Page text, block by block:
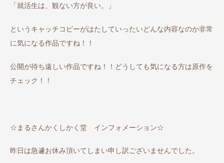
「就活生は、観ない方が良い。」
というキャッチコピーがはたしていったいどんな内容なのか非常
に気になる作品ですね！！
公開が待ち遠しい作品ですね！！どうしても気になる方は原作を
チェック！！
☆まるさんかくしかく堂 インフォメーション☆
昨日は急遽お休み頂いてしまい申し訳ございませんでした。